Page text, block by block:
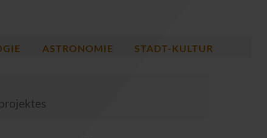
ASTRONOMIE STADT-KULTUR